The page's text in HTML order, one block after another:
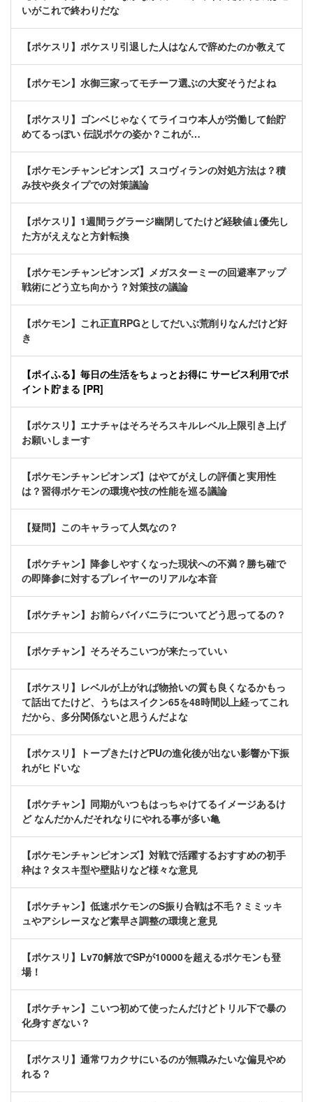
いがこれで終わりだな
【ポケスリ】ポケスリ引退した人はなんで辞めたのか教えて
【ポケモン】水御三家ってモチーフ選ぶの大変そうだよね
【ポケスリ】ゴンベじゃなくてライコウ本人が労働して飴貯
めてるっぽい 伝説ポケの姿か？これが…
【ポケモンチャンピオンズ】スコヴィランの対処方法は？積
み技や炎タイプでの対策議論
【ポケスリ】1週間ラグラージ幽閉してたけど経験値↓優先し
た方がええなと方針転換
【ポケモンチャンピオンズ】メガスターミーの回避率アップ
戦術にどう立ち向かう？対策技の議論
【ポケモン】これ正直RPGとしてだいぶ荒削りなんだけど好
き
【ポイふる】毎日の生活をちょっとお得に サービス利用でポ
イント貯まる [PR]
【ポケスリ】エナチャはそろそろスキルレベル上限引き上げ
お願いしまーす
【ポケモンチャンピオンズ】はやてがえしの評価と実用性
は？習得ポケモンの環境や技の性能を巡る議論
【疑問】このキャラって人気なの？
【ポケチャン】降参しやすくなった現状への不満？勝ち確で
の即降参に対するプレイヤーのリアルな本音
【ポケチャン】お前らバイバニラについてどう思ってるの？
【ポケチャン】そろそろこいつが来たっていい
【ポケスリ】レベルが上がれば物拾いの質も良くなるかもっ
て話出てたけど、うちはスイクン65を48時間以上経ってこれ
だから、多分関係ないと思うんだよな
【ポケスリ】トープきたけどPUの進化後が出ない影響か下振
れがヒドいな
【ポケチャン】同期がいつもはっちゃけてるイメージあるけ
ど なんだかんだそれなりにやれる事が多い亀
【ポケモンチャンピオンズ】対戦で活躍するおすすめの初手
枠は？タスキ型や壁貼りなど様々な意見
【ポケチャン】低速ポケモンのS振り合戦は不毛？ミミッキ
ュやアシレーヌなど素早さ調整の環境と意見
【ポケスリ】Lv70解放でSPが10000を超えるポケモンも登
場！
【ポケチャン】こいつ初めて使ったんだけどトリル下で暴の
化身すぎない？
【ポケスリ】通常ワカクサにいるのが無職みたいな偏見やめ
れる？